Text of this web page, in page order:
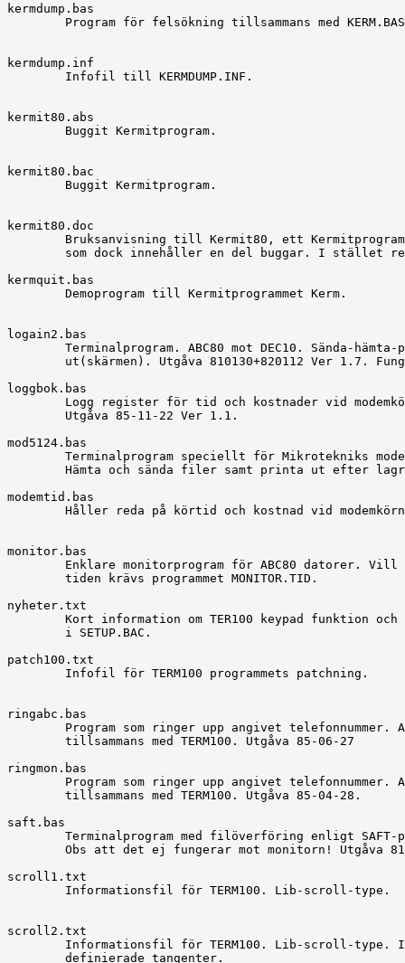
kermdump.bas
kermdump.inf
kermit80.abs
kermit80.bac
kermit80.doc
kermquit.bas
logain2.bas
loggbok.bas
mod5124.bas
modemtid.bas
monitor.bas
nyheter.txt
patch100.txt
ringabc.bas
ringmon.bas
saft.bas
scroll1.txt
scroll2.txt